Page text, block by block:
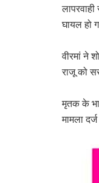
घायल हो
वीरमां ने
राजू को
मृतक के
मामला